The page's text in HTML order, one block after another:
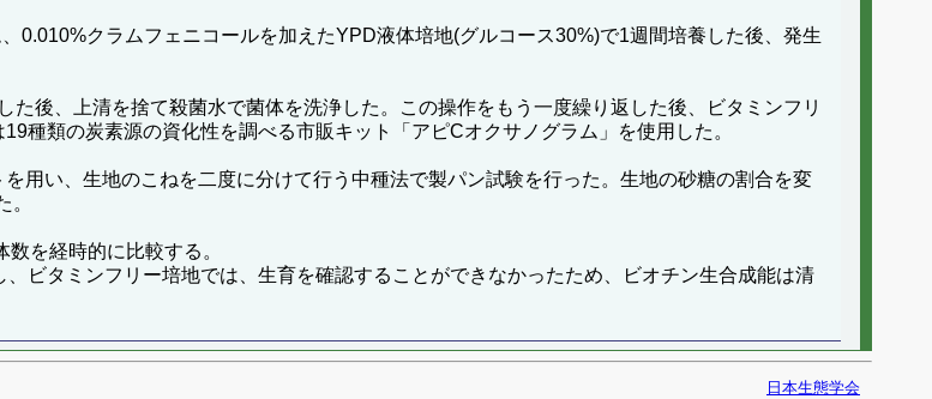
0.010%クラムフェニコールを加えたYPD液体培地(グルコース30%)で1週間培養した後、発生
後、上清を捨て殺菌水で菌体を洗浄した。この操作をもう一度繰り返した後、ビタミンフリ
種類の炭素源の資化性を調べる市販キット「アピCオクサノグラム」を使用した。
用い、生地のこねを二度に分けて行う中種法で製パン試験を行った。生地の砂糖の割合を変
。
を経時的に比較する。
ビタミンフリー培地では、生育を確認することができなかったため、ビオチン生合成能は清
日本生態学会